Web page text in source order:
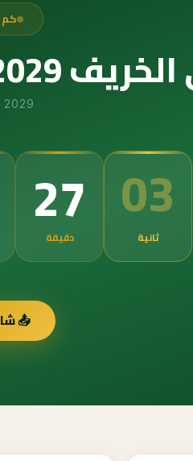
كم
التنازلي الدقيق
2029
27
دقيقة 02
ثانية
📤